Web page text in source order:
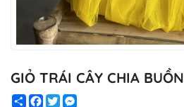
GIỎ TRÁI CÂY CHIA BUỒN
ShareFacebook
Twitter